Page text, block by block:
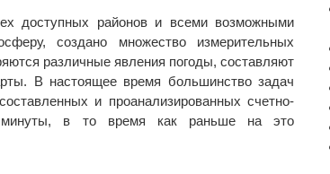
доступных районов и всеми возможными
создано множество измерительных
различные явления погоды, составляют
В настоящее время большинство задач
и проанализированных счетно-
минуты, в то время как раньше на это